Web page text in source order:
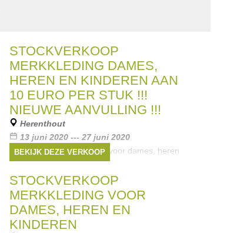
STOCKVERKOOP
MERKKLEDING DAMES,
HEREN EN KINDEREN AAN
10 EURO PER STUK !!!
NIEUWE AANVULLING !!!
Herenthout
13 juni 2020 --- 27 juni 2020
stockverkoop merkkleding voor dames, heren
en kinderen aan 10 euro / stuks of 6 stuks voor
50 euro !
Merken:Esprit,Riverwoods,Tom Tailor
G-Star ,Sandwich, ...
BEKIJK DEZE VERKOOP
STOCKVERKOOP
MERKKLEDING VOOR
DAMES, HEREN EN
KINDEREN